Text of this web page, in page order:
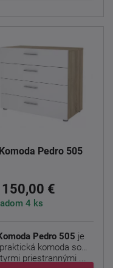
Komoda Pedro 505
150,00 €
4 ks
Pedro 505 je
praktická komoda so
priestrannými ...